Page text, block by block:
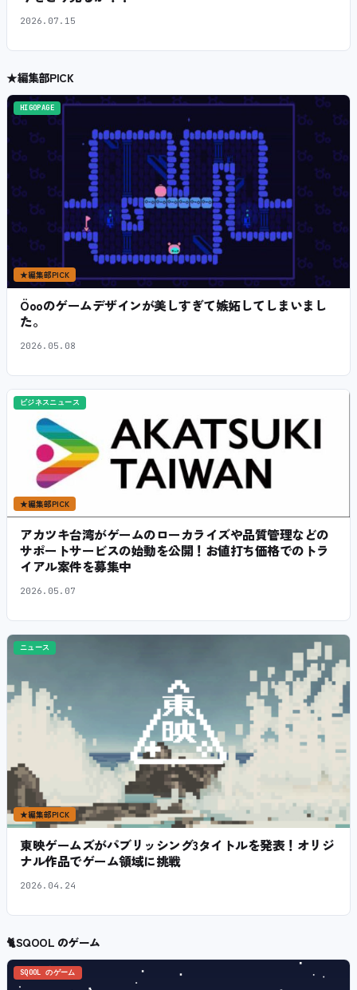
2026.07.15
★編集部PICK
HIGOPAGE
★編集部PICK
Öooのゲームデザインが美しすぎて嫉妬してしまいまし
た。
2026.05.08
ビジネスニュース
★編集部PICK
アカツキ台湾がゲームのローカライズや品質管理などの
サポートサービスの始動を公開！お値打ち価格でのトラ
イアル案件を募集中
2026.05.07
ニュース
★編集部PICK
東映ゲームズがパブリッシング3タイトルを発表！オリジ
ナル作品でゲーム領域に挑戦
2026.04.24
🐈SQOOL のゲーム
SQOOL のゲーム